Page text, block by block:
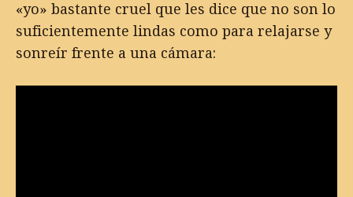
«yo» bastante cruel que les dice que no son lo
suficientemente lindas como para relajarse y
sonreír frente a una cámara: